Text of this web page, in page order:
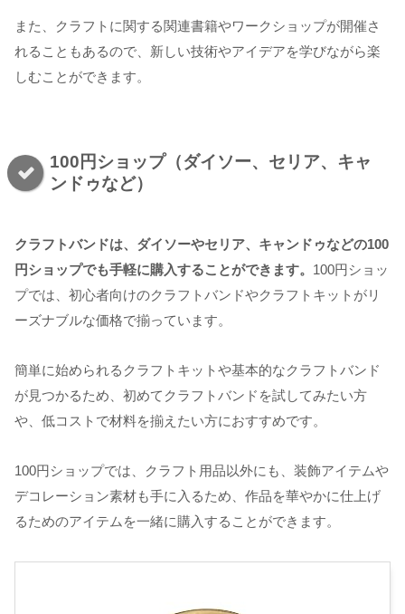
また、クラフトに関する関連書籍やワークショップが開催さ
れることもあるので、新しい技術やアイデアを学びながら楽
しむことができます。
100円ショップ（ダイソー、セリア、キャ
ンドゥなど）
クラフトバンドは、ダイソーやセリア、キャンドゥなどの100
円ショップでも手軽に購入することができます。 100円ショッ
プでは、初心者向けのクラフトバンドやクラフトキットがリ
ーズナブルな価格で揃っています。
簡単に始められるクラフトキットや基本的なクラフトバンド
が見つかるため、初めてクラフトバンドを試してみたい方
や、低コストで材料を揃えたい方におすすめです。
100円ショップでは、クラフト用品以外にも、装飾アイテムや
デコレーション素材も手に入るため、作品を華やかに仕上げ
るためのアイテムを一緒に購入することができます。